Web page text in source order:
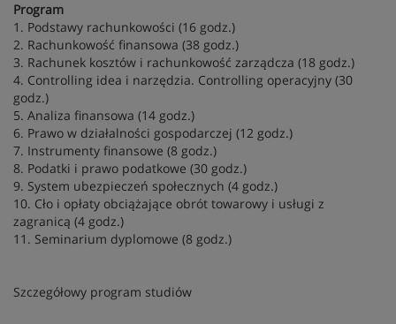
Program
1. Podstawy rachunkowości (16 godz.)
2. Rachunkowość finansowa (38 godz.)
3. Rachunek kosztów i rachunkowość zarządcza (18 godz.)
4. Controlling idea i narzędzia. Controlling operacyjny (30
godz.)
5. Analiza finansowa (14 godz.)
6. Prawo w działalności gospodarczej (12 godz.)
7. Instrumenty finansowe (8 godz.)
8. Podatki i prawo podatkowe (30 godz.)
9. System ubezpieczeń społecznych (4 godz.)
10. Cło i opłaty obciążające obrót towarowy i usługi z
zagranicą (4 godz.)
11. Seminarium dyplomowe (8 godz.)
Szczegółowy program studiów